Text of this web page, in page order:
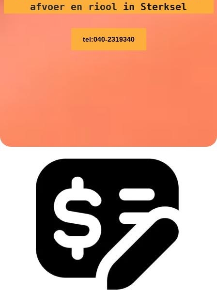
afvoer en riool in Sterksel
tel:040-2319340